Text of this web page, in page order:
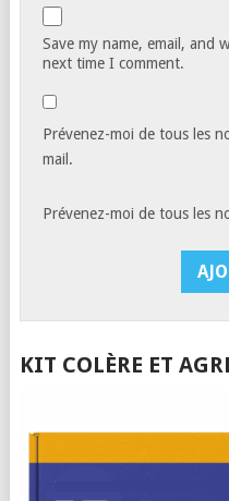
Save my name, email, and
next time I comment.
Prévenez-moi de tous les
mail.
Prévenez-moi de tous les
KIT COLÈRE ET